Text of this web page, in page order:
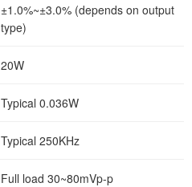
±1.0%~±3.0% (depends on output
type)
20W
Typical 0.036W
Typical 250KHz
Full load 30~80mVp-p